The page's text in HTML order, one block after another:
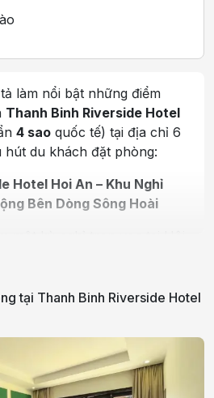
làm nổi bật những điểm
Thanh Binh Riverside Hotel
4 sao quốc tế) tại địa chỉ 6
hút du khách đặt phòng:
Hotel Hoi An – Khu Nghỉ
Bên Dòng Sông Hoài
một kỳ nghỉ trọn vẹn tại Hội
Khách sạnThanh Binh
Du, chính là sự lựa
đến cho bạn những trải
tại Thanh Binh Riverside Hotel